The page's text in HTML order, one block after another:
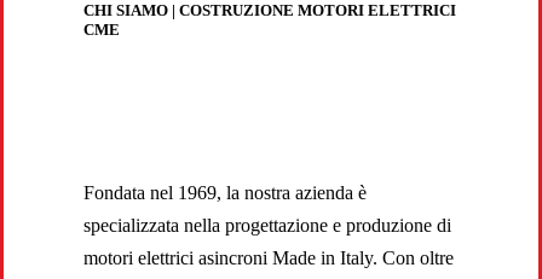
CHI SIAMO | COSTRUZIONE MOTORI ELETTRICI
CME
Fondata nel 1969, la nostra azienda è
specializzata nella progettazione e produzione di
motori elettrici asincroni Made in Italy. Con oltre